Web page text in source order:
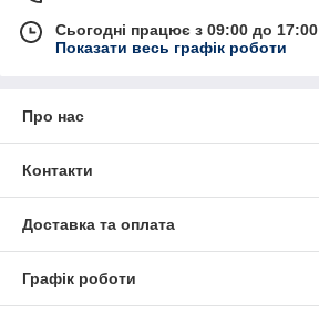
Сьогодні працює з 09:00 до 17:00
Показати весь графік роботи
Про нас
Контакти
Доставка та оплата
Графік роботи